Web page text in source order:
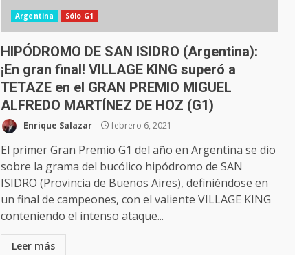
Argentina Sólo G1
HIPÓDROMO DE SAN ISIDRO (Argentina):
¡En gran final! VILLAGE KING superó a
TETAZE en el GRAN PREMIO MIGUEL
ALFREDO MARTÍNEZ DE HOZ (G1)
Enrique Salazar febrero 6, 2021
El primer Gran Premio G1 del año en Argentina se dio
sobre la grama del bucólico hipódromo de SAN
ISIDRO (Provincia de Buenos Aires), definiéndose en
un final de campeones, con el valiente VILLAGE KING
conteniendo el intenso ataque...
Leer más